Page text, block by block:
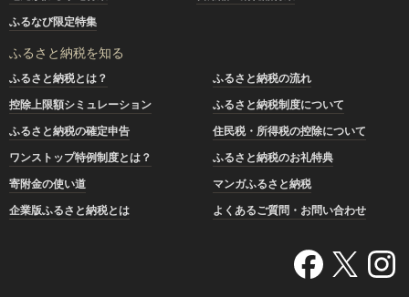
ふるなび限定特集
ふるさと納税を知る
ふるさと納税とは？
ふるさと納税の流れ
控除上限額シミュレーション
ふるさと納税制度について
ふるさと納税の確定申告
住民税・所得税の控除について
ワンストップ特例制度とは？
ふるさと納税のお礼特典
寄附金の使い道
マンガふるさと納税
企業版ふるさと納税とは
よくあるご質問・お問い合わせ